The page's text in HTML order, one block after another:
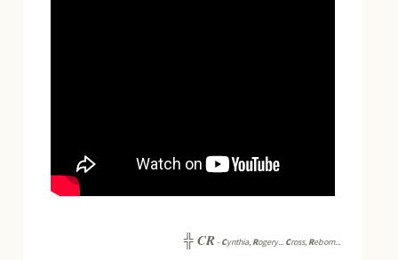
╬CR -Cynthia, Rogery... Cross, Reborn...